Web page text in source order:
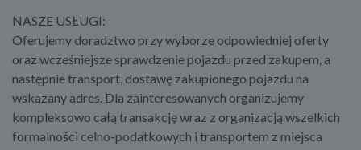
NASZE USŁUGI:
Oferujemy doradztwo przy wyborze odpowiedniej oferty
oraz wcześniejsze sprawdzenie pojazdu przed zakupem, a
następnie transport, dostawę zakupionego pojazdu na
wskazany adres. Dla zainteresowanych organizujemy
kompleksowo całą transakcję wraz z organizacją wszelkich
formalności celno-podatkowych i transportem z miejsca